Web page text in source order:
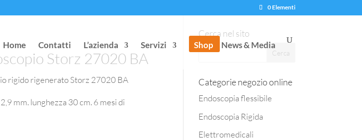
0 Elementi
Home Contatti L’azienda Servizi Shop News & Media
Storz 27020 BA
rigido rigenerato Storz 27020 BA
mm. lunghezza 30 cm. 6 mesi di
Cerca nel sito
Categorie negozio online
Endoscopia flessibile
Endoscopia Rigida
Elettromedicali